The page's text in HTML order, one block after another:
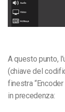
A questo punto,
(chiave del
finestra
in precedenza: